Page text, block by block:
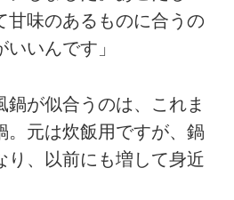
甘味のあるものに合うの
いんです」
鍋が似合うのは、これま
。元は炊飯用ですが、鍋
り、以前にも増して身近